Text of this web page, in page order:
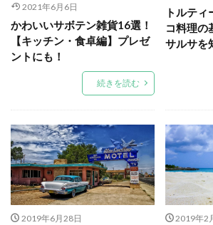
2021年6月6日
かわいいサボテン雑貨16選！
【キッチン・食卓編】プレゼ
ントにも！
続きを読む
トルテ
コ料理の
サルサを
2019年6月28日
2019年2